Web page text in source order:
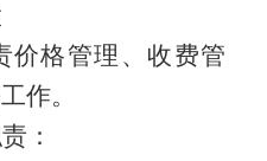
价格管理、收费管
作。
：